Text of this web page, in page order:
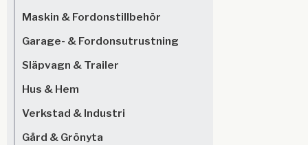
Maskin & Fordonstillbehör
Garage- & Fordonsutrustning
Släpvagn & Trailer
Hus & Hem
Verkstad & Industri
Gård & Grönyta